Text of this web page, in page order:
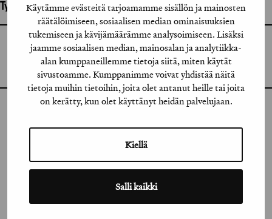
Käytämme evästeitä tarjoamamme sisällön ja mainosten
räätälöimiseen, sosiaalisen median ominaisuuksien
tukemiseen ja kävijämäärämme analysoimiseen. Lisäksi
jaamme sosiaalisen median, mainosalan ja analytiikka-
alan kumppaneillemme tietoja siitä, miten käytät
sivustoamme. Kumppanimme voivat yhdistää näitä
tietoja muihin tietoihin, joita olet antanut heille tai joita
on kerätty, kun olet käyttänyt heidän palvelujaan.
Kiellä
Salli kaikki
Työhön osallistuneet henkilöt / tahot:
GRAFIA RY
GRAFIA(AT)GRAFIA.FI
UUDENMAANKATU 11 B 9,
00120 HELSINKI
LINKEDIN
FACEBOOK
VIMEO